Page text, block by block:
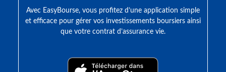
Avec EasyBourse, vous profitez d’une application simple
et efficace pour gérer vos investissements boursiers ainsi
que votre contrat d’assurance vie.